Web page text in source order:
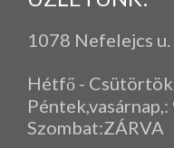
1078 Nefelejcs
Hétfő -
Péntek,vasárnap, :
Szombat:ZÁRVA